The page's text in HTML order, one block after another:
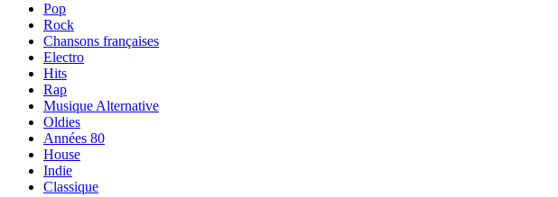
Pop
Rock
Chansons françaises
Electro
Hits
Rap
Musique Alternative
Oldies
Années 80
House
Indie
Classique